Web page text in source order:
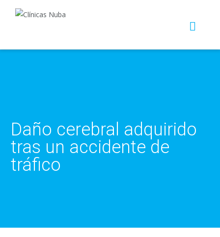
Daño cerebral adquirido
tras un accidente de
tráfico